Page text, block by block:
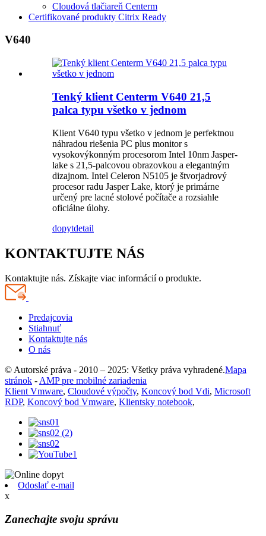
Cloudová tlačiareň Centerm
Certifikované produkty Citrix Ready
V640
Tenký klient Centerm V640 21,5
palca typu všetko v jednom
Klient V640 typu všetko v jednom je perfektnou
náhradou riešenia PC plus monitor s
vysokovýkonným procesorom Intel 10nm Jasper-
lake s 21,5-palcovou obrazovkou a elegantným
dizajnom. Intel Celeron N5105 je štvorjadrový
procesor radu Jasper Lake, ktorý je primárne
určený pre lacné stolové počítače a rozsiahle
oficiálne úlohy.
dopytdetail
KONTAKTUJTE NÁS
Kontaktujte nás. Získajte viac informácií o produkte.
Predajcovia
Stiahnuť
Kontaktujte nás
O nás
© Autorské práva - 2010 – 2025: Všetky práva vyhradené.Mapa
stránok -AMP pre mobilné zariadenia
Klient Vmware, Cloudové výpočty, Koncový bod Vdi, Microsoft
RDP, Koncový bod Vmware, Klientsky notebook,
Odoslať e-mail
x
Zanechajte svoju správu